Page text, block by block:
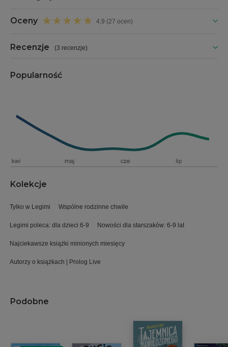
Oceny 4,9 (27 ocen)
Recenzje (3 recenzje)
Popularność
Kolekcje
Tylko w Legimi Wspólne rodzinne chwile
Legimi poleca: dla dzieci 6-9 Nowości dla starszaków: 6-9 lat
Najciekawsze książki minionych miesięcy
Autorzy o książkach | Prolog Live
Podobne